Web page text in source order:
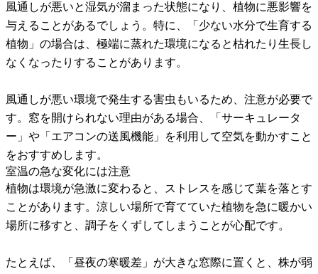
風通しが悪いと湿気が溜まった状態になり、植物に悪影響を
与えることがあるでしょう。特に、「少ない水分で生育する
植物」の場合は、極端に蒸れた環境になると枯れたり生長し
なくなったりすることがあります。
風通しが悪い環境で発生する害虫もいるため、注意が必要で
す。窓を開けられない理由がある場合、「サーキュレータ
ー」や「エアコンの送風機能」を利用して空気を動かすこと
をおすすめします。
室温の急な変化には注意
植物は環境が急激に変わると、ストレスを感じて葉を落とす
ことがあります。涼しい場所で育てていた植物を急に暖かい
場所に移すと、調子をくずしてしまうことが心配です。
たとえば、「昼夜の寒暖差」が大きな窓際に置くと、株が弱